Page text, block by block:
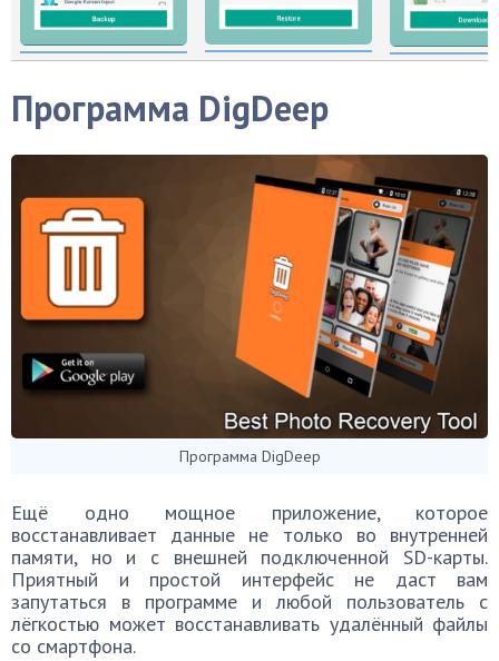
Программа DigDeep
Программа DigDeep
Ещё одно мощное приложение, которое
восстанавливает данные не только во внутренней
памяти, но и с внешней подключенной SD-карты.
Приятный и простой интерфейс не даст вам
запутаться в программе и любой пользователь с
лёгкостью может восстанавливать удалённый файлы
со смартфона.